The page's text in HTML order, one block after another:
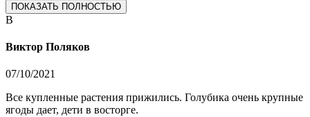
ПОКАЗАТЬ ПОЛНОСТЬЮ
В
Виктор Поляков
07/10/2021
Все купленные растения прижились. Голубика очень крупные
ягоды дает, дети в восторге.